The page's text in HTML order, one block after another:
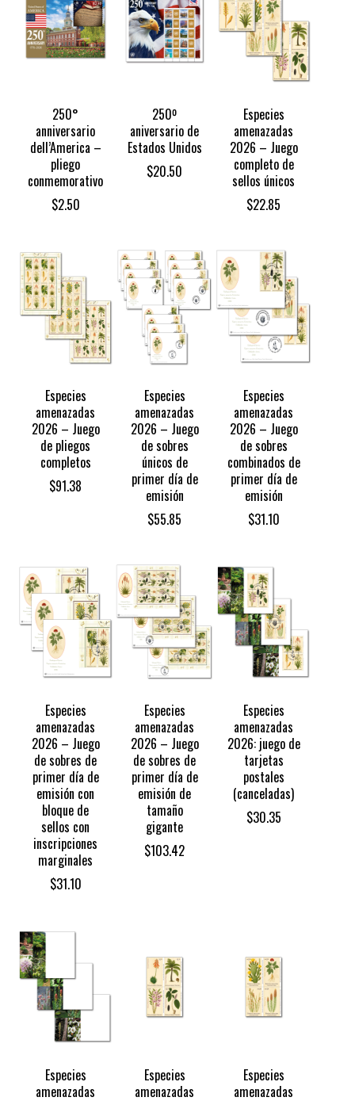
250°
anniversario
dell’America –
pliego
conmemorativo
$2.50
250º
aniversario de
Estados Unidos
$20.50
Especies
amenazadas
2026 – Juego
completo de
sellos únicos
$22.85
Especies
amenazadas
2026 – Juego
de pliegos
completos
$91.38
Especies
amenazadas
2026 – Juego
de sobres
únicos de
primer día de
emisión
$55.85
Especies
amenazadas
2026 – Juego
de sobres
combinados de
primer día de
emisión
$31.10
Especies
amenazadas
2026 – Juego
de sobres de
primer día de
emisión con
bloque de
sellos con
inscripciones
marginales
$31.10
Especies
amenazadas
2026 – Juego
de sobres de
primer día de
emisión de
tamaño
gigante
$103.42
Especies
amenazadas
2026: juego de
tarjetas
postales
(canceladas)
$30.35
Especies
amenazadas
Especies
amenazadas
Especies
amenazadas